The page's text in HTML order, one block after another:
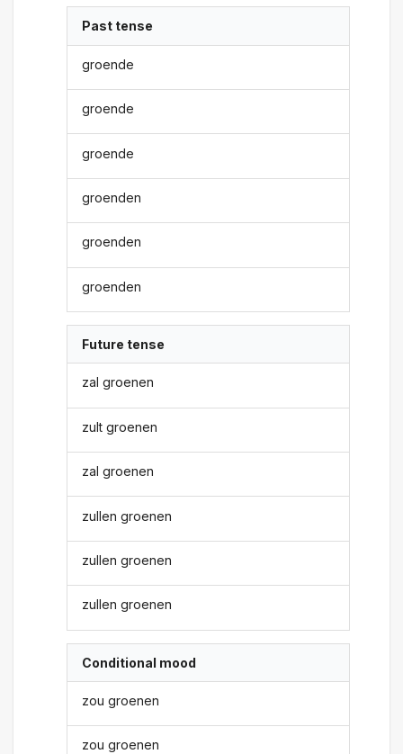
Past tense
groende
groende
groende
groenden
groenden
groenden
Future tense
zal groenen
zult groenen
zal groenen
zullen groenen
zullen groenen
zullen groenen
Conditional mood
zou groenen
zou groenen